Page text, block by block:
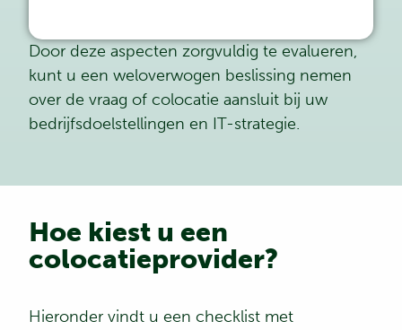
Door deze aspecten zorgvuldig te evalueren,
kunt u een weloverwogen beslissing nemen
over de vraag of colocatie aansluit bij uw
bedrijfsdoelstellingen en IT-strategie.
Hoe kiest u een
colocatieprovider?
Hieronder vindt u een checklist met